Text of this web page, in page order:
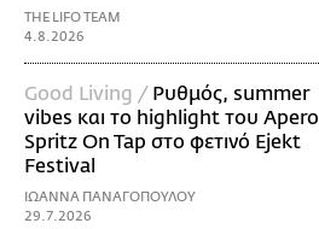
THE LIFO TEAM
4.8.2026
Good Living / Ρυθμός, summer
vibes και το highlight του Aperol
Spritz On Tap στο φετινό Ejekt
Festival
ΙΩΑΝΝΑ ΠΑΝΑΓΟΠΟΥΛΟΥ
29.7.2026